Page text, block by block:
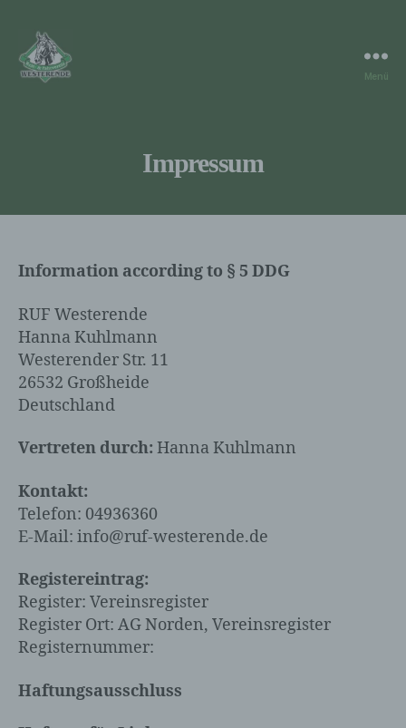
Menü
Impressum
Information according to § 5 DDG
RUF Westerende
Hanna Kuhlmann
Westerender Str. 11
26532 Großheide
Deutschland
Vertreten durch: Hanna Kuhlmann
Kontakt:
Telefon: 04936360
E-Mail: info@ruf-westerende.de
Registereintrag:
Register: Vereinsregister
Register Ort: AG Norden, Vereinsregister
Registernummer:
Haftungsausschluss